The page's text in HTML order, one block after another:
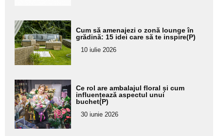
Adaugă
aici textul
pentru
subtitlu
Cum să amenajezi o zonă lounge în
grădină: 15 idei care să te inspire(P)
10 iulie 2026
Adaugă
aici textul
pentru
subtitlu
Ce rol are ambalajul floral și cum
influențează aspectul unui
buchet(P)
30 iunie 2026